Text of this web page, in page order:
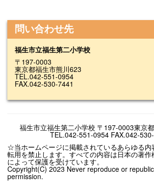
問い合わせ先
福生市立福生第二小学校
〒197-0003
東京都福生市熊川623
TEL.042-551-0954
FAX.042-530-7441
福生市立福生第二小学校 〒197-0003東京
TEL.042-551-0954 FAX.042-
☆当ホームページに掲載されているあらゆる内
転用を禁止します。すべての内容は日本の著
によって保護を受けています。
Copyright(C) 2023 Never reproduce or
permission.